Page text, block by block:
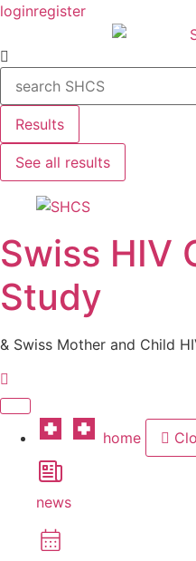
Skip
content
loginregister
Search
...
Results
See all results
Swiss HIV
Study
& Swiss Mother and Child
home
news